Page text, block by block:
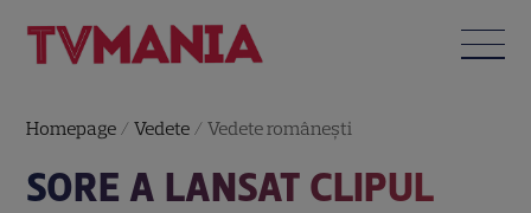
Homepage /Vedete /Vedete româneşti
SORE A LANSAT CLIPUL